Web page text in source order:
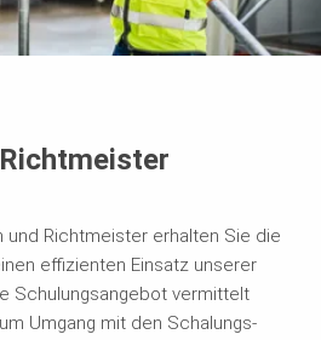
und Richtmeister erhalten Sie die
effizienten Einsatz unserer
Schulungsangebot vermittelt
Umgang mit den Schalungs-